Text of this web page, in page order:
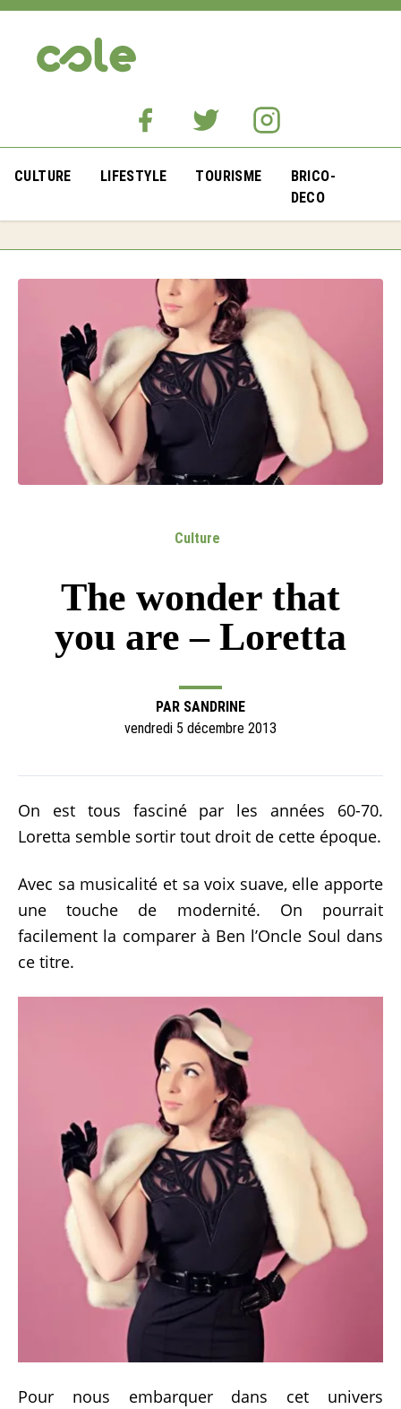
CULTURE LIFESTYLE TOURISME
BRICO-
DECO
Culture
The wonder that
you are – Loretta
PAR SANDRINE
vendredi 5 décembre 2013
On est tous fasciné par les années 60-70.
Loretta semble sortir tout droit de cette époque.
Avec sa musicalité et sa voix suave, elle apporte
une touche de modernité. On pourrait
facilement la comparer à Ben l’Oncle Soul dans
ce titre.
Pour nous embarquer dans cet univers